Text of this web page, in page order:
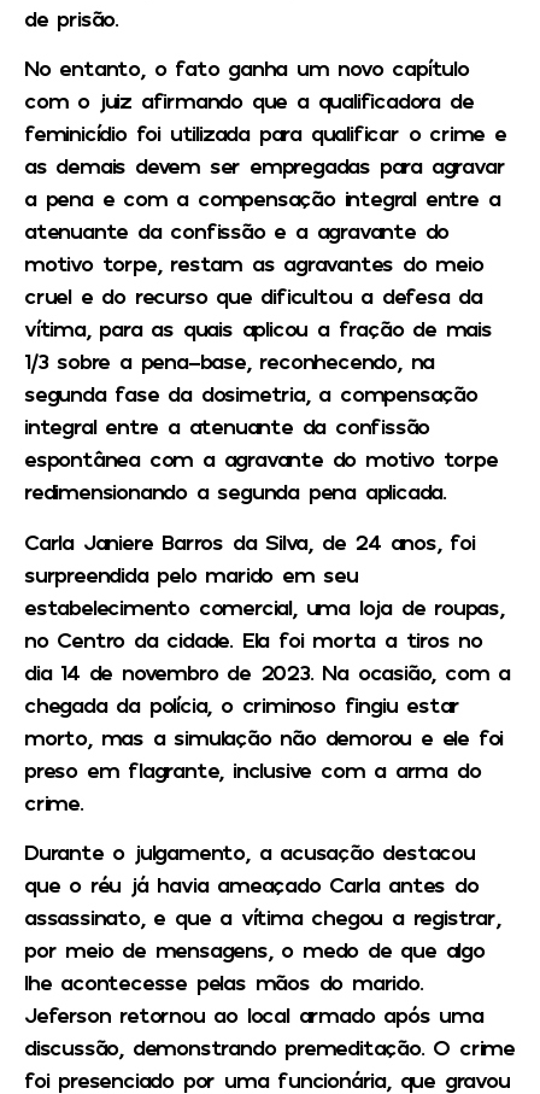
de prisão.
No entanto, o fato ganha um novo capítulo
com o juiz afirmando que a qualificadora de
feminicídio foi utilizada para qualificar o crime e
as demais devem ser empregadas para agravar
a pena e com a compensação integral entre a
atenuante da confissão e a agravante do
motivo torpe, restam as agravantes do meio
cruel e do recurso que dificultou a defesa da
vítima, para as quais aplicou a fração de mais
1/3 sobre a pena-base, reconhecendo, na
segunda fase da dosimetria, a compensação
integral entre a atenuante da confissão
espontânea com a agravante do motivo torpe
redimensionando a segunda pena aplicada.
Carla Janiere Barros da Silva, de 24 anos, foi
surpreendida pelo marido em seu
estabelecimento comercial, uma loja de roupas,
no Centro da cidade. Ela foi morta a tiros no
dia 14 de novembro de 2023. Na ocasião, com a
chegada da polícia, o criminoso fingiu estar
morto, mas a simulação não demorou e ele foi
preso em flagrante, inclusive com a arma do
crime.
Durante o julgamento, a acusação destacou
que o réu já havia ameaçado Carla antes do
assassinato, e que a vítima chegou a registrar,
por meio de mensagens, o medo de que algo
lhe acontecesse pelas mãos do marido.
Jeferson retornou ao local armado após uma
discussão, demonstrando premeditação. O crime
foi presenciado por uma funcionária, que gravou